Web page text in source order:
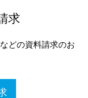
求
どの資料請求のお